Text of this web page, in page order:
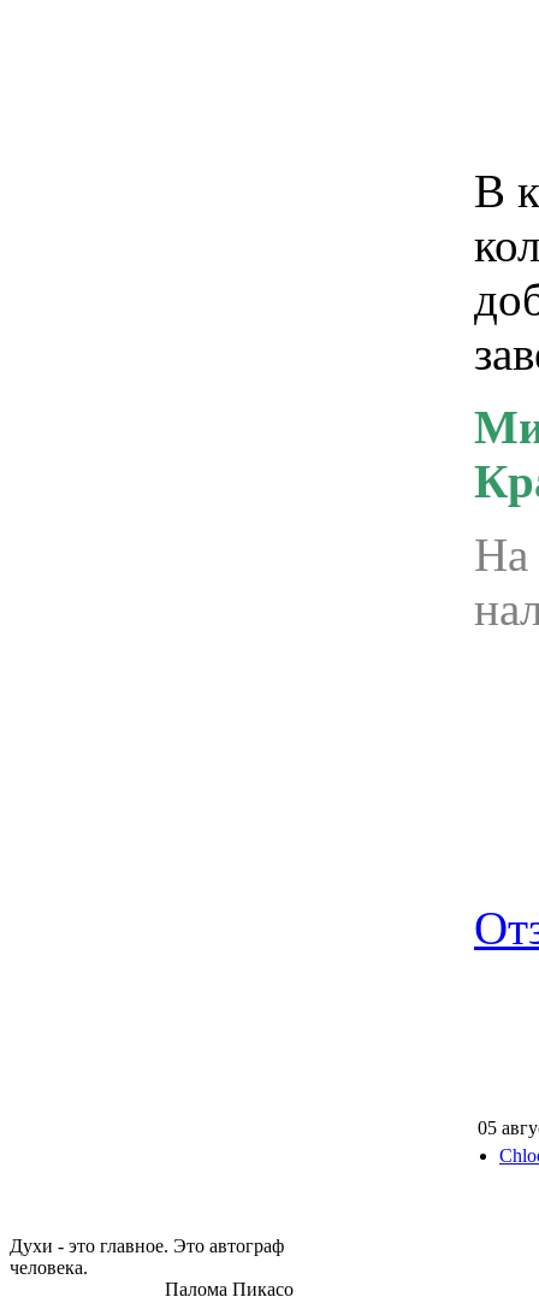
В
На
05
Духи - это главное. Это автограф
человека.
Палома Пикасо